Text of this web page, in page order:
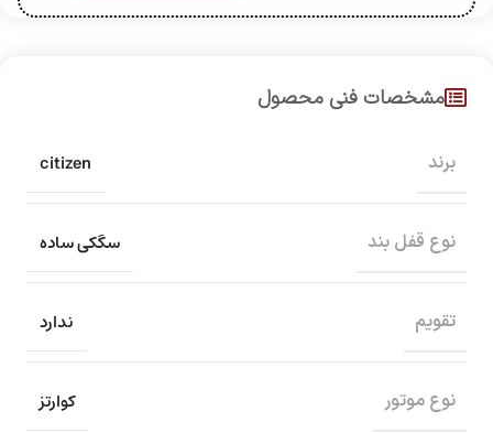
مشخصات فنی محصول
برند citizen
نوع قفل بند سگکی ساده
تقویم ندارد
نوع موتور کوارتز